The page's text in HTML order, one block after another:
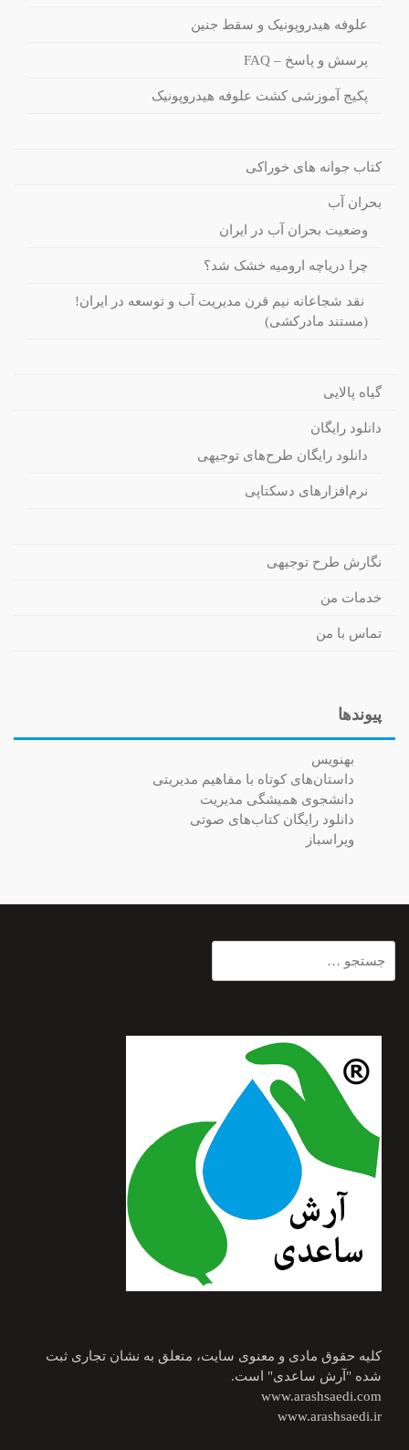
علوفه هیدروپونیک و سقط جنین
پرسش و پاسخ – FAQ
پکیج آموزشی کشت علوفه هیدروپونیک
کتاب جوانه های خوراکی
بحران آب
وضعیت بحران آب در ایران
چرا دریاچه ارومیه خشک شد؟
نقد شجاعانه نیم قرن مدیریت آب و توسعه در ایران!
(مستند مادرکشی)
گیاه پالایی
دانلود رایگان
دانلود رایگان طرح‌های توجیهی
نرم‌افزارهای دسکتاپی
نگارش طرح توجیهی
خدمات من
تماس با من
پیوندها
بهنویس
داستان‌های کوتاه با مفاهیم مدیریتی
دانشجوی همیشگی مدیریت
دانلود رایگان کتاب‌های صوتی
ویراسباز
برای:
کلیه حقوق مادی و معنوی سایت، متعلق به نشان تجاری ثبت
شده "آرش ساعدی" است.
www.arashsaedi.com
www.arashsaedi.ir